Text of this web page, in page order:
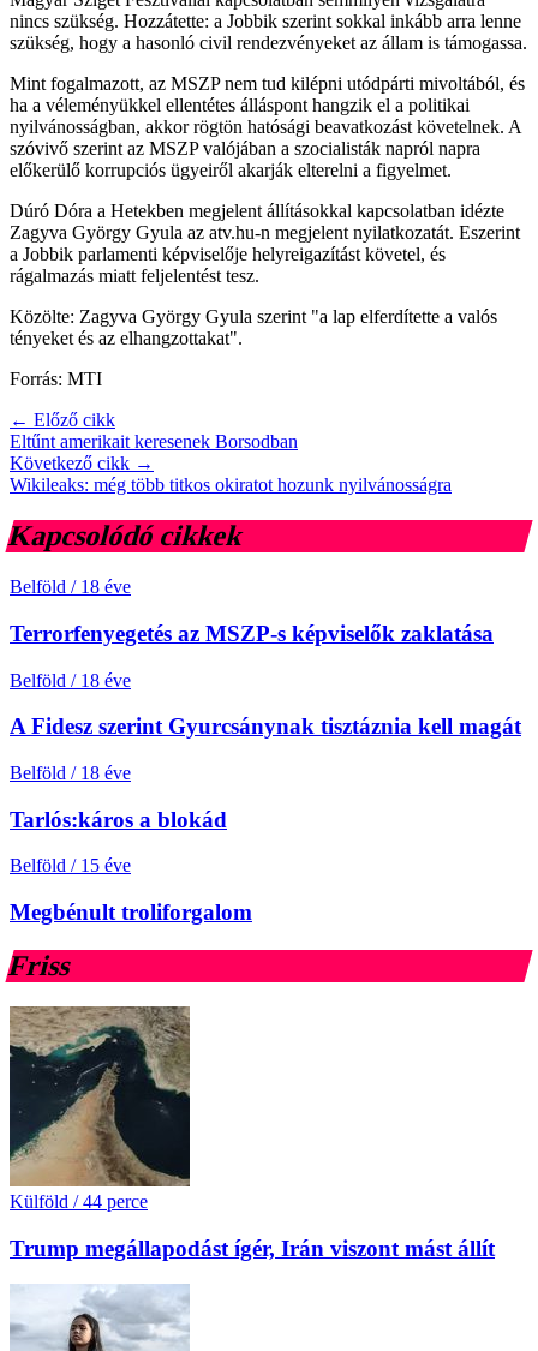
nincs szükség. Hozzátette: a Jobbik szerint sokkal inkább arra lenne
szükség, hogy a hasonló civil rendezvényeket az állam is támogassa.
Mint fogalmazott, az MSZP nem tud kilépni utódpárti mivoltából, és
ha a véleményükkel ellentétes álláspont hangzik el a politikai
nyilvánosságban, akkor rögtön hatósági beavatkozást követelnek. A
szóvivő szerint az MSZP valójában a szocialisták napról napra
előkerülő korrupciós ügyeiről akarják elterelni a figyelmet.
Dúró Dóra a Hetekben megjelent állításokkal kapcsolatban idézte
Zagyva György Gyula az atv.hu-n megjelent nyilatkozatát. Eszerint
a Jobbik parlamenti képviselője helyreigazítást követel, és
rágalmazás miatt feljelentést tesz.
Közölte: Zagyva György Gyula szerint "a lap elferdítette a valós
tényeket és az elhangzottakat".
Forrás: MTI
← Előző cikk
Eltűnt amerikait keresenek Borsodban
Következő cikk →
Wikileaks: még több titkos okiratot hozunk nyilvánosságra
Kapcsolódó cikkek
Belföld / 18 éve
Terrorfenyegetés az MSZP-s képviselők zaklatása
Belföld / 18 éve
A Fidesz szerint Gyurcsánynak tisztáznia kell magát
Belföld / 18 éve
Tarlós:káros a blokád
Belföld / 15 éve
Megbénult troliforgalom
Friss
Külföld / 44 perce
Trump megállapodást ígér, Irán viszont mást állít